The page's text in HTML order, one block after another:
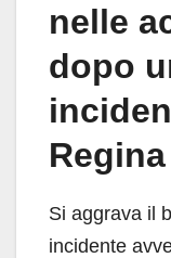
nelle
dopo
Regina
Si aggrava il
incidente